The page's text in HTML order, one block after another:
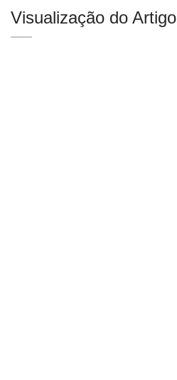
Visualização do Artigo